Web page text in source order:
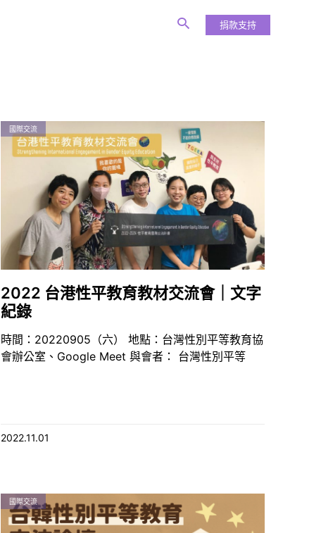
捐款支持
國際交流
2022 台港性平教育教材交流會｜文字
紀錄
時間：20220905（六） 地點：台灣性別平等教育協
會辦公室、Google Meet 與會者： 台灣性別平等
2022.11.01
國際交流